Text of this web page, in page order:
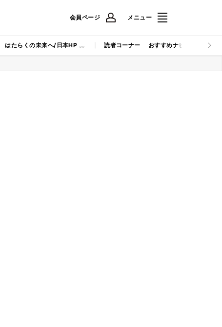
会員ページ メニュー
はたらくの未来へ/日本HP 読者コーナー おすすめナビ マイナビ